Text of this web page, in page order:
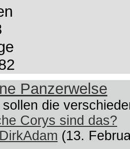
Panzerwelse
sollen die
Corys sind das?
DirkAdam (13.